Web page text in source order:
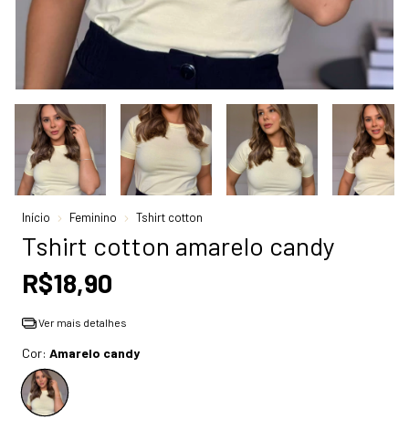
Início Feminino Tshirt cotton
Tshirt cotton amarelo candy
R$18,90
Ver mais detalhes
Cor: Amarelo candy